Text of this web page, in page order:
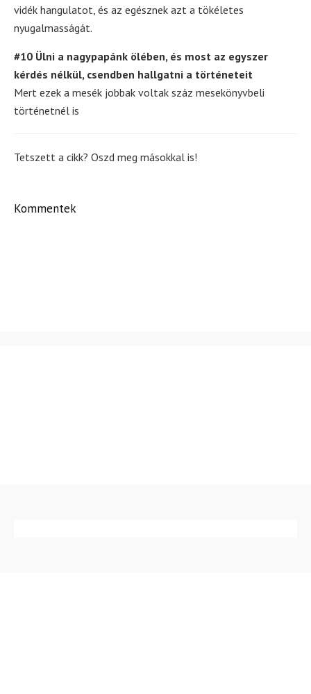
vidék hangulatot, és az egésznek azt a tökéletes
nyugalmasságát.
#10 Ülni a nagypapánk ölében, és most az egyszer
kérdés nélkül, csendben hallgatni a történeteit
Mert ezek a mesék jobbak voltak száz mesekönyvbeli
történetnél is
Tetszett a cikk? Oszd meg másokkal is!
Kommentek